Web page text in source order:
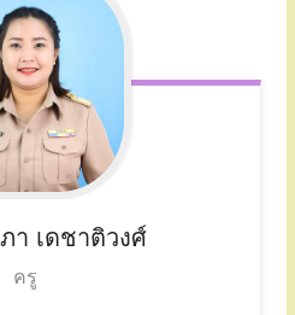
า เดชาติวงศ์
ครู